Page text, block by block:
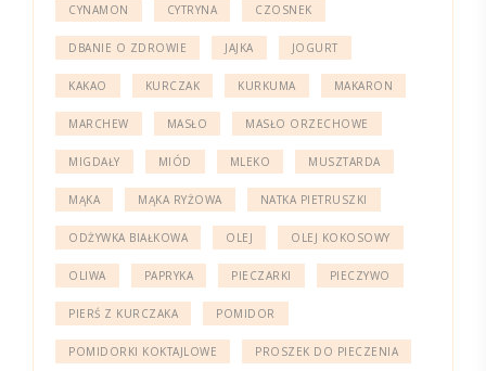
CYNAMON CYTRYNA CZOSNEK
DBANIE O ZDROWIE JAJKA JOGURT
KAKAO KURCZAK KURKUMA MAKARON
MARCHEW MASŁO MASŁO ORZECHOWE
MIGDAŁY MIÓD MLEKO MUSZTARDA
MĄKA MĄKA RYŻOWA NATKA PIETRUSZKI
ODŻYWKA BIAŁKOWA OLEJ OLEJ KOKOSOWY
OLIWA PAPRYKA PIECZARKI PIECZYWO
PIERŚ Z KURCZAKA POMIDOR
POMIDORKI KOKTAJLOWE PROSZEK DO PIECZENIA